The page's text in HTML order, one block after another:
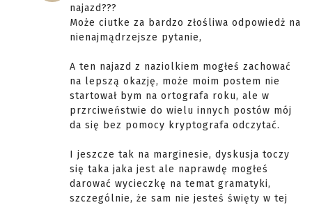
najazd???
Może ciutke za bardzo złośliwa odpowiedż na
nienajmądrzejsze pytanie,
A ten najazd z naziolkiem mogłeś zachować
na lepszą okazję, może moim postem nie
startował bym na ortografa roku, ale w
przrciweństwie do wielu innych postów mój
da się bez pomocy kryptografa odczytać.
I jeszcze tak na marginesie, dyskusja toczy
się taka jaka jest ale naprawdę mogłeś
darować wycieczkę na temat gramatyki,
szczególnie, że sam nie jesteś święty w tej